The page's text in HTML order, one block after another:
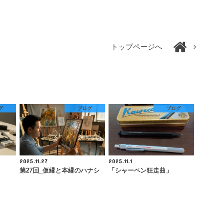
トップページへ
ブログ
2025.11.27
第27回_仮縁と本縁のハナシ
ブログ
2025.11.1
「シャーペン狂走曲」